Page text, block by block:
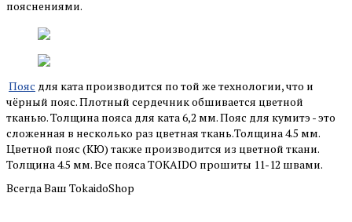
пояснениями.
Пояс для ката производится по той же технологии, что и
чёрный пояс. Плотный сердечник обшивается цветной
тканью. Толщина пояса для ката 6,2 мм. Пояс для кумитэ - это
сложенная в несколько раз цветная ткань.Толщина 4.5 мм.
Цветной пояс (КЮ) также производится из цветной ткани.
Толщина 4.5 мм. Все пояса TOKAIDO прошиты 11-12 швами.
Всегда Ваш TokaidoShop